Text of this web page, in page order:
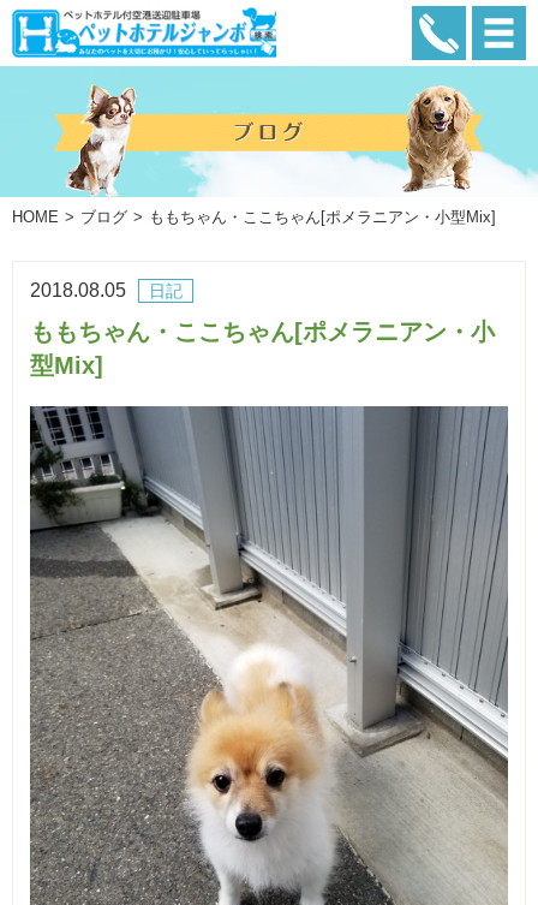
HOME ブログ ももちゃん・ここちゃん[ポメラニアン・小型Mix]
日記
2018.08.05
ももちゃん・ここちゃん[ポメラニアン・小
型Mix]